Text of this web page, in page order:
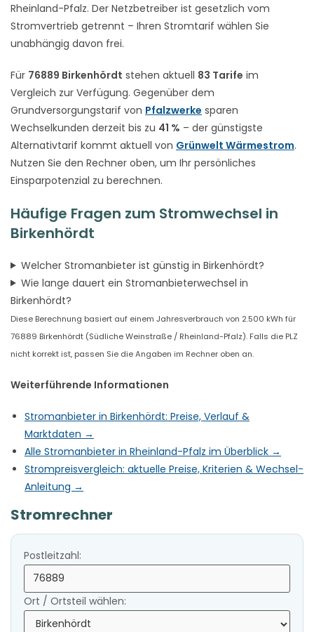
Rheinland-Pfalz. Der Netzbetreiber ist gesetzlich vom
Stromvertrieb getrennt – Ihren Stromtarif wählen Sie
unabhängig davon frei.
Für 76889 Birkenhördt stehen aktuell 83 Tarife im
Vergleich zur Verfügung. Gegenüber dem
Grundversorgungstarif von Pfalzwerke sparen
Wechselkunden derzeit bis zu 41 % – der günstigste
Alternativtarif kommt aktuell von Grünwelt Wärmestrom.
Nutzen Sie den Rechner oben, um Ihr persönliches
Einsparpotenzial zu berechnen.
Häufige Fragen zum Stromwechsel in
Birkenhördt
Welcher Stromanbieter ist günstig in Birkenhördt?
Wie lange dauert ein Stromanbieterwechsel in
Birkenhördt?
Diese Berechnung basiert auf einem Jahresverbrauch von 2.500 kWh für
76889 Birkenhördt (Südliche Weinstraße / Rheinland-Pfalz). Falls die PLZ
nicht korrekt ist, passen Sie die Angaben im Rechner oben an.
Weiterführende Informationen
Stromanbieter in Birkenhördt: Preise, Verlauf &
Marktdaten →
Alle Stromanbieter in Rheinland-Pfalz im Überblick →
Strompreisvergleich: aktuelle Preise, Kriterien & Wechsel-
Anleitung →
Stromrechner
Postleitzahl:
Ort / Ortsteil wählen: